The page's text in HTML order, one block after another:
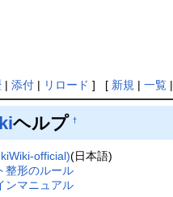
| 添付| リロード ] [ 新規 | 一覧|
ヘルプ †
official)(日本語)
整形のルール
ンマニュアル